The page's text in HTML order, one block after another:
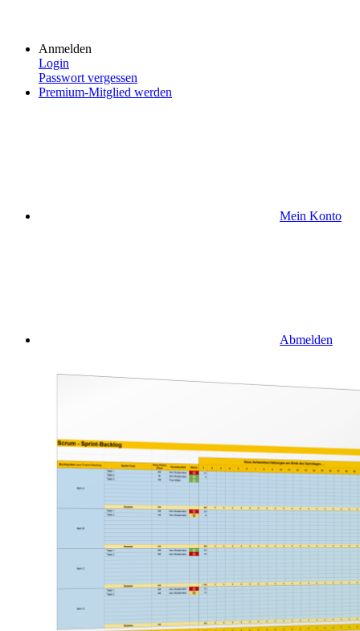
Anmelden
Login
Passwort vergessen
Premium-Mitglied werden
Mein Konto
Abmelden